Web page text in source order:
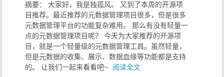
摘要： 大家好，我是独孤风。 又到了本周的开源项
目推荐。最近推荐的元数据管理项目很多，但是很多
元数据管理平台的功能复杂难用。 那么有没有轻量一
点的元数据管理项目呢？ 今天为大家推荐的开源项
目，就是一个轻量级的元数据管理工具。虽然轻量，
但是元数据的收集、展示、数据血缘等功能都是支持
的。 让我们一起来看看吧~
阅读全文